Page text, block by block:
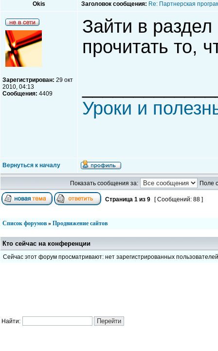
Okis Заголовок сообщения: Re: Партнерская
Зарегистрирован: 29 окт
2010, 04:13
Сообщения: 4409
Зайти в
прочитать то,
Уроки и
Вернуться к началу
Показать сообщения за: Поле
Страница 1 из 9 [ Сообщений: 88 ]
Список форумов » Продвижение сайтов
Кто сейчас на конференции
Сейчас этот форум просматривают: нет зарегистрированных пользователей
Найти: